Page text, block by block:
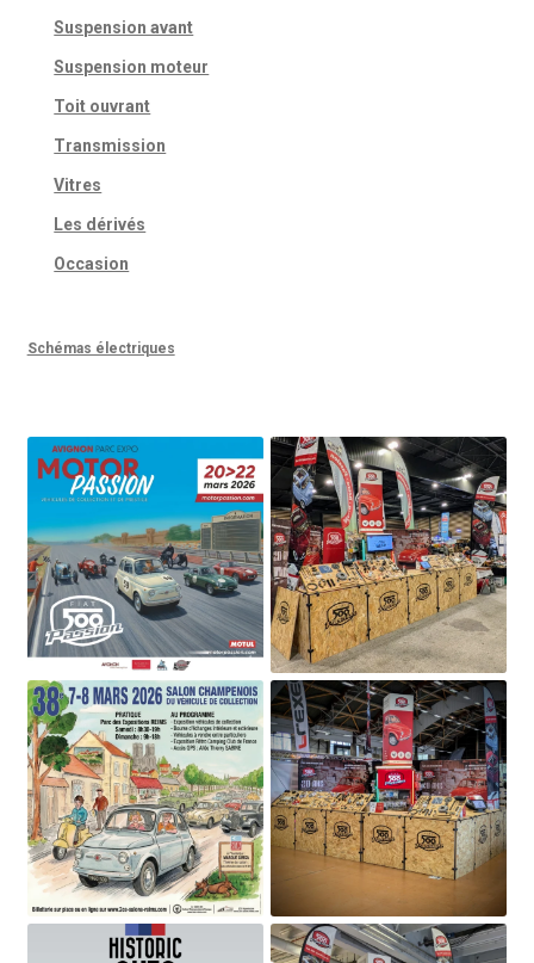
Suspension avant
Suspension moteur
Toit ouvrant
Transmission
Vitres
Les dérivés
Occasion
Schémas électriques